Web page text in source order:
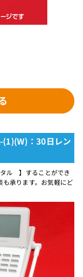
(1)(W)：30日レン
ル 】することができ
承ります。お気軽にど